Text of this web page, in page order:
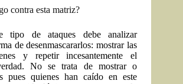
contra esta matriz?
tipo de ataques debe analizar
de desenmascararlos: mostrar las
y repetir incesantemente el
No se trata de mostrar o
pues quienes han caído en este